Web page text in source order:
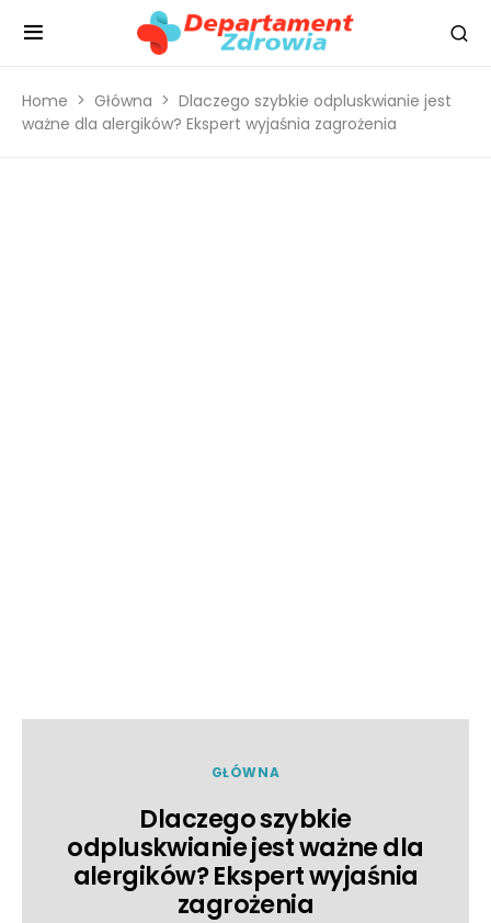
Home Główna
Dlaczego szybkie odpluskwianie jest
ważne dla alergików? Ekspert wyjaśnia zagrożenia
GŁÓWNA
Dlaczego szybkie
odpluskwianie jest ważne dla
alergików? Ekspert wyjaśnia
zagrożenia